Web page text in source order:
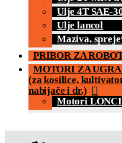
Ulje 4T SAE-
Ulje lancol
Maziva,
PRIBOR ZA
MOTORI ZA
(za kosilice,
nabijače i dr.)
Motori